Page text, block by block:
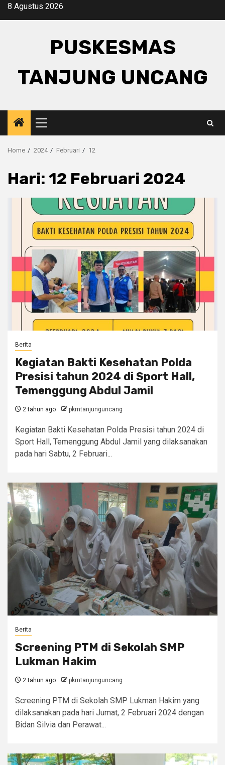
Skip8 Agustus 2026
PUSKESMAS
TANJUNG UNCANG
Primary
Menu
Home 2024 Februari 12
Hari: 12 Februari 2024
Berita
Kegiatan Bakti Kesehatan Polda
Presisi tahun 2024 di Sport Hall,
Temenggung Abdul Jamil
2 tahun ago pkmtanjunguncang
Kegiatan Bakti Kesehatan Polda Presisi tahun 2024 di
Sport Hall, Temenggung Abdul Jamil yang dilaksanakan
pada hari Sabtu, 2 Februari...
Berita
Screening PTM di Sekolah SMP
Lukman Hakim
2 tahun ago pkmtanjunguncang
Screening PTM di Sekolah SMP Lukman Hakim yang
dilaksanakan pada hari Jumat, 2 Februari 2024 dengan
Bidan Silvia dan Perawat...